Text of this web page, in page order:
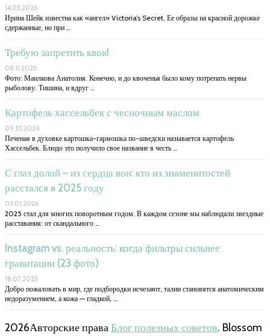
14.05.2026
Ирина Шейк известна как «ангел» Victoria’s Secret. Ее образы на красной дорожке
сдержанные, но при …
Требую запретить квок!
08.11.2025
Фото: Маилкова Анатолия. Конечно, и до квоченья было кому потрепать нервы
рыболову. Тишина, и вдруг …
Картофель хассельбек с чесночным маслом
09.10.2024
Печеная в духовке картошка-гармошка по-шведски называется картофель
Хассельбек. Блюдо это получило свое название в честь …
С глаз долой – из сердца вон: кто из знаменитостей
расстался в 2025 году
03.01.2026
2025 стал для многих поворотным годом. В каждом сезоне мы наблюдали звездные
расставания: от скандального …
Instagram vs. реальность: когда фильтры сильнее
гравитации (23 фото)
18.07.2025
Добро пожаловать в мир, где подбородки исчезают, талии становятся анатомическим
недоразумением, а кожа — гладкой, …
2026Авторские праваБлог полезных советов. Blossom